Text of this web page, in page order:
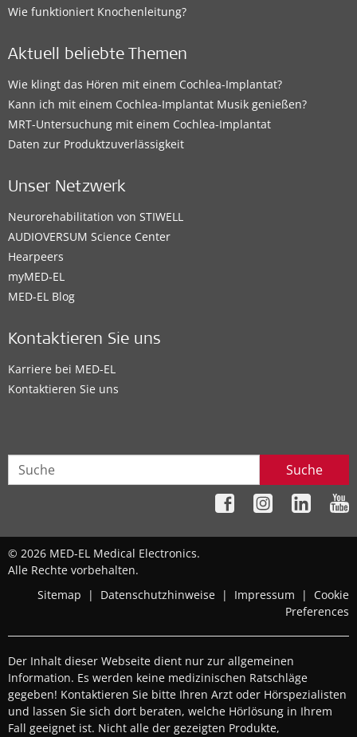
Wie funktioniert Knochenleitung?
Aktuell beliebte Themen
Wie klingt das Hören mit einem Cochlea-Implantat?
Kann ich mit einem Cochlea-Implantat Musik genießen?
MRT-Untersuchung mit einem Cochlea-Implantat
Daten zur Produktzuverlässigkeit
Unser Netzwerk
Neurorehabilitation von STIWELL
AUDIOVERSUM Science Center
Hearpeers
myMED‑EL
MED-EL Blog
Kontaktieren Sie uns
Karriere bei MED-EL
Kontaktieren Sie uns
Suche
© 2026 MED-EL Medical Electronics.
Alle Rechte vorbehalten.
Sitemap
| Datenschutzhinweise | Impressum | Cookie
Preferences
Der Inhalt dieser Webseite dient nur zur allgemeinen
Information. Es werden keine medizinischen Ratschläge
gegeben! Kontaktieren Sie bitte Ihren Arzt oder Hörspezialisten
und lassen Sie sich dort beraten, welche Hörlösung in Ihrem
Fall geeignet ist. Nicht alle der gezeigten Produkte,